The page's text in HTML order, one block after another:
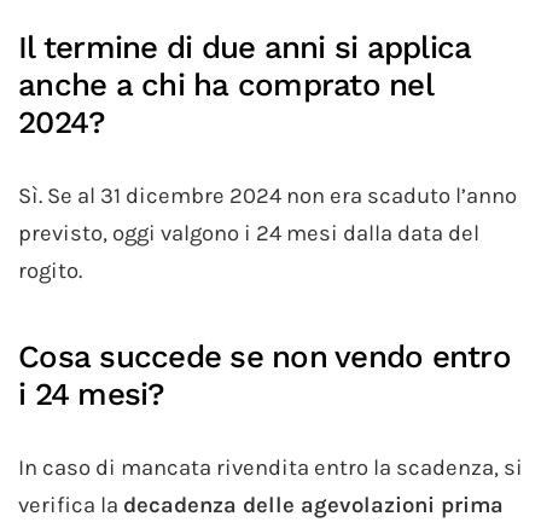
Il termine di due anni si applica
anche a chi ha comprato nel
2024?
Sì. Se al 31 dicembre 2024 non era scaduto l’anno
previsto, oggi valgono i 24 mesi dalla data del
rogito.
Cosa succede se non vendo entro
i 24 mesi?
In caso di mancata rivendita entro la scadenza, si
verifica la decadenza delle agevolazioni prima